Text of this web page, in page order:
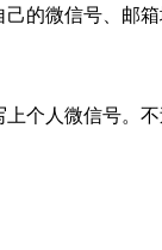
的微信号、邮
个人微信号。